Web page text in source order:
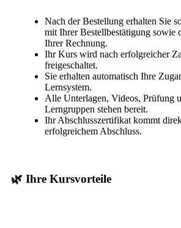
Nach der Bestellung erhalten Sie
mit Ihrer Bestellbestätigung sowie
Ihrer Rechnung.
Ihr Kurs wird nach erfolgreicher
freigeschaltet.
Sie erhalten automatisch Ihre
Lernsystem.
Alle Unterlagen, Videos, Prüfung
Lerngruppen stehen bereit.
Ihr Abschlusszertifikat kommt
erfolgreichem Abschluss.
🌿 Ihre Kursvorteile